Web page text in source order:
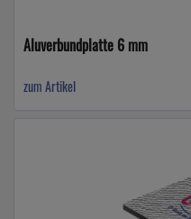
Aluverbundplatte 6 mm
zum Artikel